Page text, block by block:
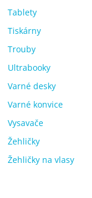
Tablety
Tiskárny
Trouby
Ultrabooky
Varné desky
Varné konvice
Vysavače
Žehličky
Žehličky na vlasy